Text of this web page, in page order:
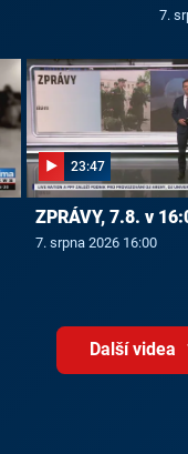
7.
23:47
ZPRÁVY, 7.8. v
7. srpna 2026 16:00
Další videa